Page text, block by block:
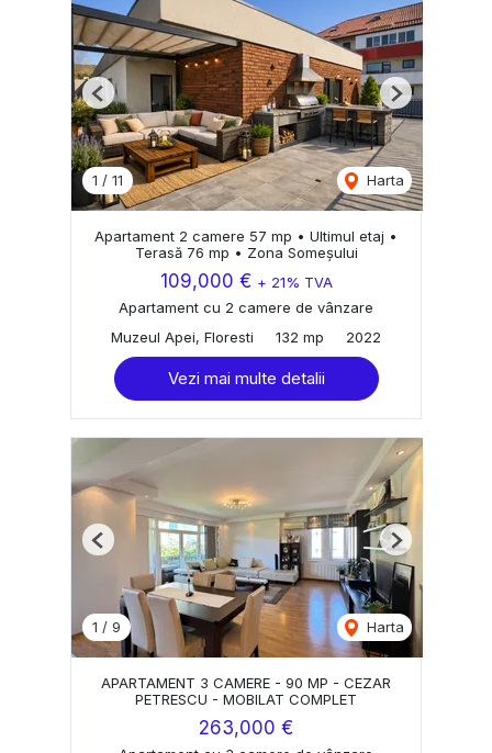
1 / 11 Harta
Previous Next
Apartament 2 camere 57 mp • Ultimul etaj •
Terasă 76 mp • Zona Someșului
109,000 € + 21% TVA
Apartament cu 2 camere de vânzare
Muzeul Apei, Floresti
132 mp 2022
Vezi mai multe detalii
1 / 9 Harta
Previous Next
APARTAMENT 3 CAMERE - 90 MP - CEZAR
PETRESCU - MOBILAT COMPLET
263,000 €